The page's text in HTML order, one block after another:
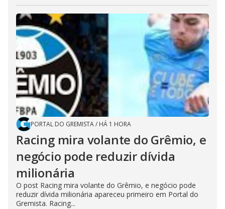
PORTAL DO GREMISTA/ HÁ 1 HORA
Racing mira volante do Grêmio, e
negócio pode reduzir dívida
milionária
O post Racing mira volante do Grêmio, e negócio pode
reduzir dívida milionária apareceu primeiro em Portal do
Gremista. Racing...